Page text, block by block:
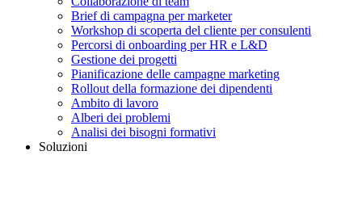
Brief di campagna per marketer
Workshop di scoperta del cliente per consulenti
Percorsi di onboarding per HR e L&D
Gestione dei progetti
Pianificazione delle campagne marketing
Rollout della formazione dei dipendenti
Ambito di lavoro
Alberi dei problemi
Analisi dei bisogni formativi
Soluzioni